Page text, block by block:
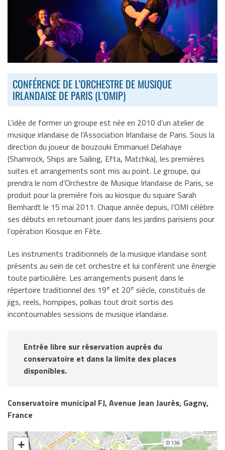
CONFÉRENCE DE L’ORCHESTRE DE MUSIQUE
IRLANDAISE DE PARIS (L’OMIP)
L’idée de former un groupe est née en 2010 d’un atelier de
musique irlandaise de l’Association Irlandaise de Paris. Sous la
direction du joueur de bouzouki Emmanuel Delahaye
(Shamrock, Ships are Sailing, Efta, Matchka), les premières
suites et arrangements sont mis au point. Le groupe, qui
prendra le nom d’Orchestre de Musique Irlandaise de Paris, se
produit pour la première fois au kiosque du square Sarah
Bernhardt le 15 mai 2011. Chaque année depuis, l’OMI célèbre
ses débuts en retournant jouer dans les jardins parisiens pour
l’opération Kiosque en Fête.
Les instruments traditionnels de la musique irlandaise sont
présents au sein de cet orchestre et lui confèrent une énergie
toute particulière. Les arrangements puisent dans le
répertoire traditionnel des 19e et 20e siècle, constitués de
jigs, reels, hornpipes, polkas tout droit sortis des
incontournables sessions de musique irlandaise.
Entrée libre sur réservation auprès du
conservatoire et dans la limite des places
disponibles.
Conservatoire municipal FJ, Avenue Jean Jaurès, Gagny,
France
+